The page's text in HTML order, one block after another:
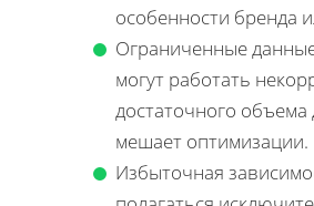
особенности бренда
Ограниченные
могут работать
достаточного объема
мешает оптимизации.
Избыточная